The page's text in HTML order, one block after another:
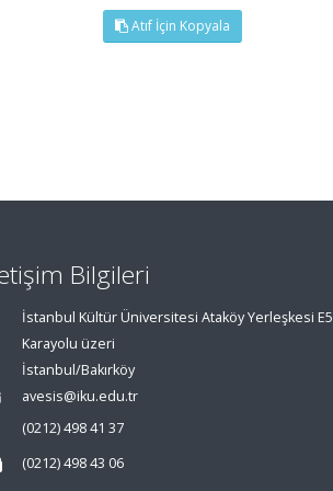
Atıf İçin Kopyala
Bilgileri
İstanbul Kültür Üniversitesi Ataköy Yerleşkesi E5
Karayolu üzeri
İstanbul/Bakırköy
avesis@iku.edu.tr
(0212) 498 41 37
(0212) 498 43 06